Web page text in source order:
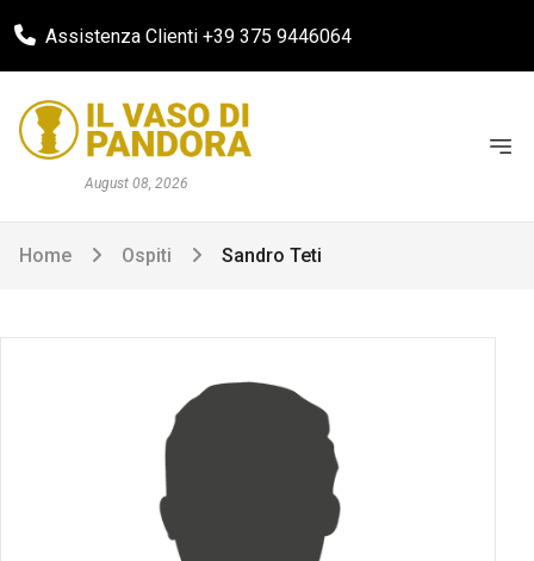
Assistenza Clienti +39 375 9446064
August 08, 2026
Home Ospiti Sandro Teti